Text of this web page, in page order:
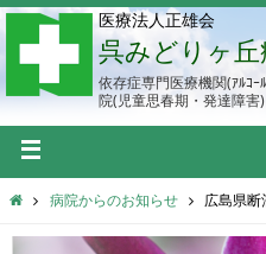
医療法人正雄会
呉みどりヶ丘
依存症専門医療機関(ｱﾙｺ
院(児童思春期・発達障害)
病院からのお知らせ 広島県